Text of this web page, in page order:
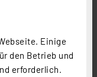
Einige
den Betrieb und
erforderlich.
Ihre Heizung
die aktuelle
die Sollwerte